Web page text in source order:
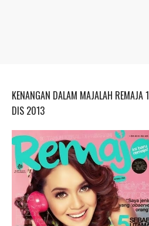
KENANGAN DALAM MAJALAH REMAJA 1
DIS 2013